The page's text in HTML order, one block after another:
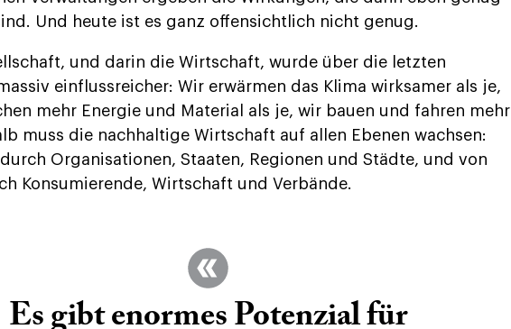
Und heute ist es ganz offensichtlich nicht genug.
und darin die Wirtschaft, wurde über die letzten
einflussreicher: Wir erwärmen das Klima wirksamer als je,
mehr Energie und Material als je, wir bauen und fahren mehr
muss die nachhaltige Wirtschaft auf allen Ebenen wachsen:
durch Organisationen, Staaten, Regionen und Städte, und von
Konsumierende, Wirtschaft und Verbände.
Es gibt enormes Potenzial für